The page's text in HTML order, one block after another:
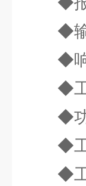
◆输出
◆响
◆工作
◆功
◆工
◆工